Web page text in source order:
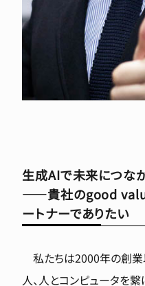
生成AIで未来につな
――貴社のgood
ートナーでありたい
私たちは2000年の創業
人、人とコンピュータを